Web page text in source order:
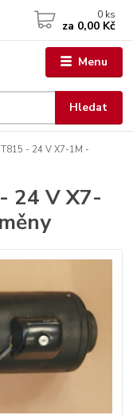
Menu
Hledat
0 ks
za 0,00 Kč
T815 - 24 V X7-1M -
24 V X7-